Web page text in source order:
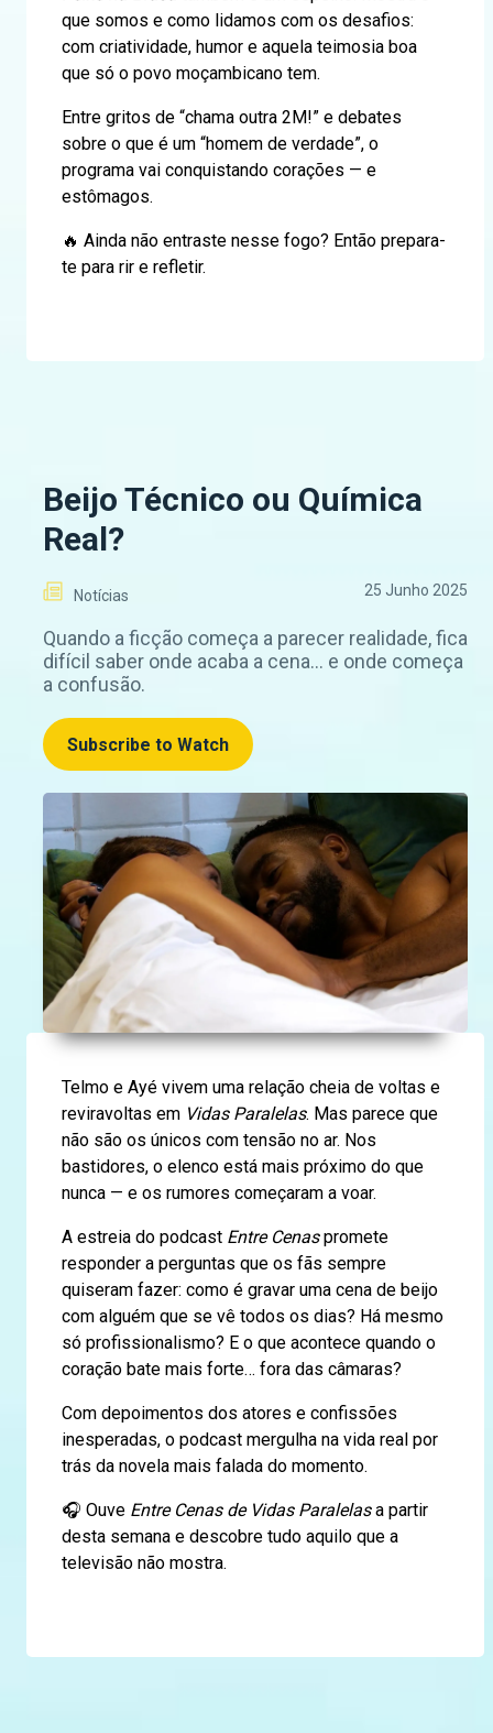
que somos e como lidamos com os desafios:
com criatividade, humor e aquela teimosia boa
que só o povo moçambicano tem.
Entre gritos de “chama outra 2M!” e debates
sobre o que é um “homem de verdade”, o
programa vai conquistando corações — e
estômagos.
🔥 Ainda não entraste nesse fogo? Então prepara-
te para rir e refletir.
Beijo Técnico ou Química
Real?
Notícias 25 Junho 2025
Quando a ficção começa a parecer realidade, fica
difícil saber onde acaba a cena... e onde começa
a confusão.
Subscribe to Watch
Telmo e Ayé vivem uma relação cheia de voltas e
reviravoltas em Vidas Paralelas. Mas parece que
não são os únicos com tensão no ar. Nos
bastidores, o elenco está mais próximo do que
nunca — e os rumores começaram a voar.
A estreia do podcast Entre Cenaspromete
responder a perguntas que os fãs sempre
quiseram fazer: como é gravar uma cena de beijo
com alguém que se vê todos os dias? Há mesmo
só profissionalismo? E o que acontece quando o
coração bate mais forte… fora das câmaras?
Com depoimentos dos atores e confissões
inesperadas, o podcast mergulha na vida real por
trás da novela mais falada do momento.
🎧 Ouve Entre Cenas de Vidas Paralelasa partir
desta semana e descobre tudo aquilo que a
televisão não mostra.